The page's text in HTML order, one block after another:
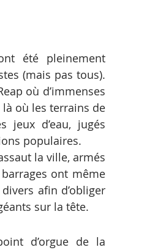
été pleinement
(mais pas tous).
où d’immenses
où les terrains de
jeux d’eau, jugés
populaires.
la ville, armés
ont même
afin d’obliger
sur la tête.
d’orgue de la